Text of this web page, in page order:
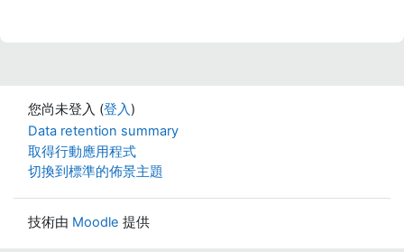
您尚未登入 (登入)
Data retention summary
取得行動應用程式
切換到標準的佈景主題
技術由 Moodle 提供